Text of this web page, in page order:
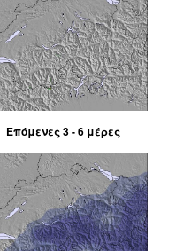
Επόμενες 3 - 6 μέρες